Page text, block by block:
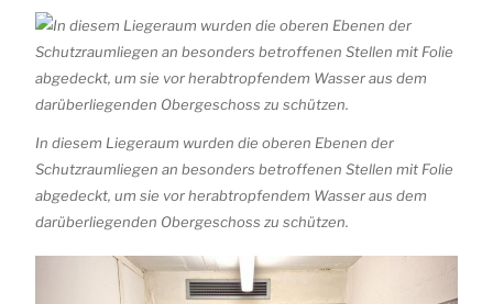
In diesem Liegeraum wurden die oberen Ebenen der
Schutzraumliegen an besonders betroffenen Stellen mit Folie
abgedeckt, um sie vor herabtropfendem Wasser aus dem
darüberliegenden Obergeschoss zu schützen.